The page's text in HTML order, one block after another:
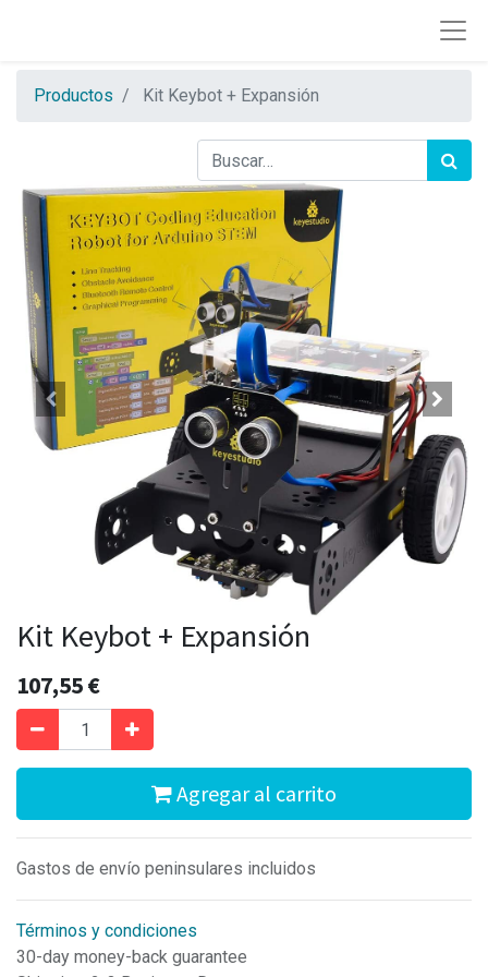
Productos Kit Keybot + Expansión
Kit Keybot + Expansión
107,55€
Agregar al carrito
Gastos de envío peninsulares incluidos
Términos y condiciones
30-day money-back guarantee